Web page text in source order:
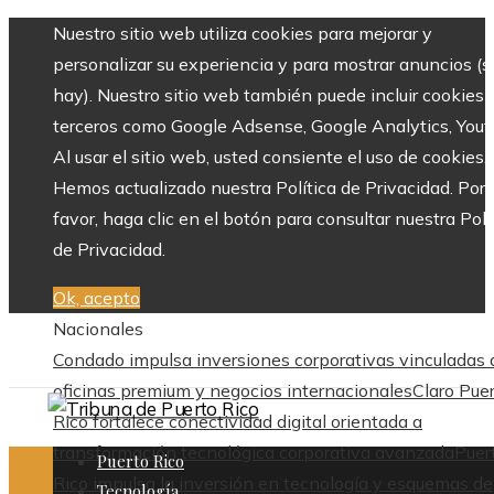
Nuestro sitio web utiliza cookies para mejorar y
personalizar su experiencia y para mostrar anuncios
hay). Nuestro sitio web también puede incluir cookies
terceros como Google Adsense, Google Analytics,
Al usar el sitio web, usted consiente el uso de cookies.
Hemos actualizado nuestra Política de Privacidad. Por
favor, haga clic en el botón para consultar nuestra
de Privacidad.
Ok, acepto
Nacionales
Condado impulsa inversiones corporativas vinculadas
oficinas premium y negocios internacionalesClaro
Rico fortalece conectividad digital orientada a
transformación tecnológica corporativa avanzada
Rico impulsa la inversión en tecnología y esquemas de
Puerto Rico